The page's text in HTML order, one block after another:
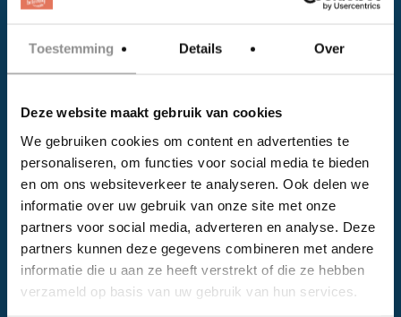
Toestemming Details Over
Deze website maakt gebruik van cookies
We gebruiken cookies om content en advertenties te
personaliseren, om functies voor social media te bieden
en om ons websiteverkeer te analyseren. Ook delen we
informatie over uw gebruik van onze site met onze
partners voor social media, adverteren en analyse. Deze
partners kunnen deze gegevens combineren met andere
informatie die u aan ze heeft verstrekt of die ze hebben
verzameld op basis van uw gebruik van hun services.
Facebook
Instagram
EVENTS
Kalender
Bedrijven
Impressie